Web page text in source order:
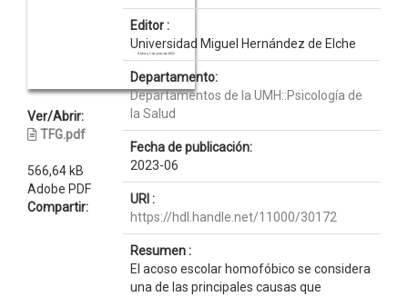
Ver/Abrir:
TFG.pdf
566,64 kB
Adobe PDF
Compartir:
Editor :
Universidad Miguel Hernández de Elche
Departamento:
Departamentos de la UMH::Psicología de
la Salud
Fecha de publicación:
2023-06
URI :
https://hdl.handle.net/11000/30172
Resumen :
El acoso escolar homofóbico se considera
una de las principales causas que